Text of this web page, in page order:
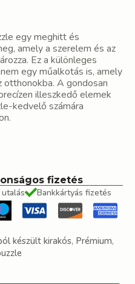
egy meghitt és
amely a szerelem és az
Ez a különleges
egy műalkotás is, amely
A gondosan
illeszkedő elemek
kedvelő számára
fizetés
Bankkártyás fizetés
készült kirakós, Prémium,